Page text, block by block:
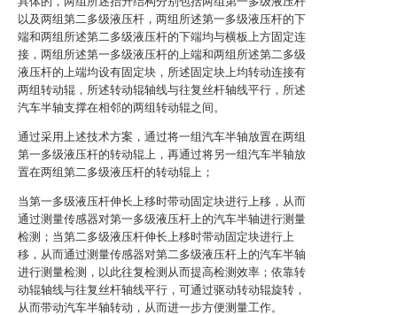
以及两组第二多级液压杆，两组所述第一多级液压杆的下
端和两组所述第二多级液压杆的下端均与横板上方固定连
接，两组所述第一多级液压杆的上端和两组所述第二多级
液压杆的上端均设有固定块，所述固定块上均转动连接有
两组转动辊，所述转动辊轴线与往复丝杆轴线平行，所述
汽车半轴支撑在相邻的两组转动辊之间。
通过采用上述技术方案，通过将一组汽车半轴放置在两组
第一多级液压杆的转动辊上，再通过将另一组汽车半轴放
置在两组第二多级液压杆的转动辊上；
当第一多级液压杆伸长上移时带动固定块进行上移，从而
通过测量传感器对第一多级液压杆上的汽车半轴进行测量
检测；当第二多级液压杆伸长上移时带动固定块进行上
移，从而通过测量传感器对第二多级液压杆上的汽车半轴
进行测量检测，以此往复检测从而提高检测效率；依靠转
动辊轴线与往复丝杆轴线平行，可通过驱动转动辊旋转，
从而带动汽车半轴转动，从而进一步方便测量工作。